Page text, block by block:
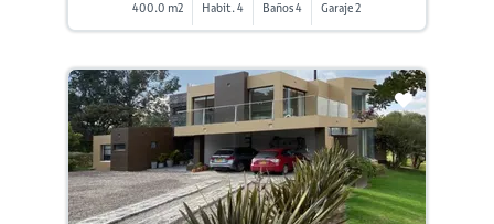
400.0 m2 Habit. 4 Baños 4 Garaje 2